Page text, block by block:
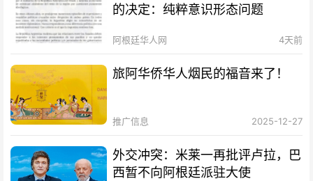
的决定：纯粹意识形态问题
阿根廷华人网 4天前
旅阿华侨华人烟民的福音来了！
推广信息 2025-12-27
外交冲突：米莱一再批评卢拉，巴
西暂不向阿根廷派驻大使